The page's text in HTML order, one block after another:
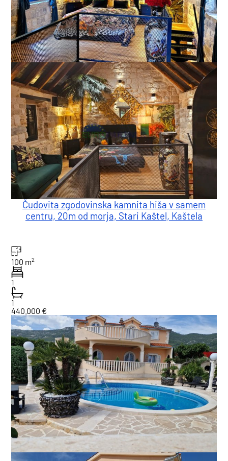
Čudovita zgodovinska kamnita hiša v samem
centru, 20m od morja, Stari Kaštel, Kaštela
100 m2
1
1
440.000 €